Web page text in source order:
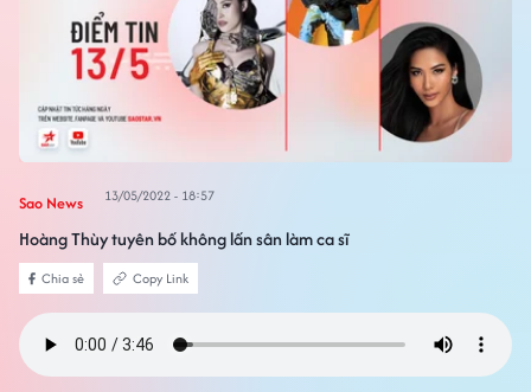
Sao News 13/05/2022 - 18:57
Hoàng Thùy tuyên bố không lấn sân làm ca sĩ
Chia sẻ Copy Link